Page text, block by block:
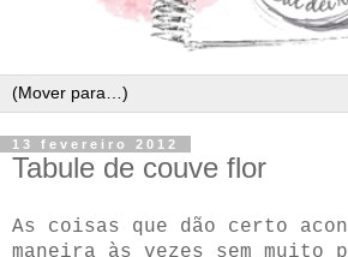
13 fevereiro 2012
Tabule de couve flor
As coisas que dão certo
maneira às vezes sem muito